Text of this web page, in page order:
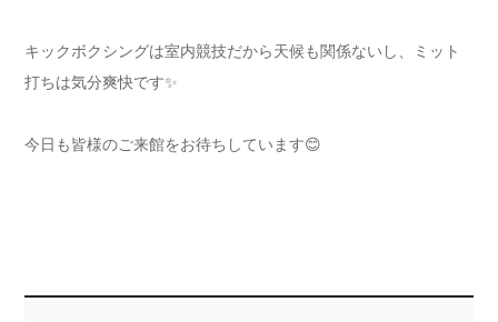
キックボクシングは室内競技だから天候も関係ないし、ミット
打ちは気分爽快です✨
今日も皆様のご来館をお待ちしています😊